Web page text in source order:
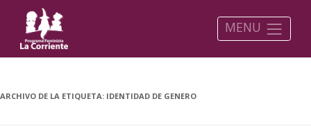
MENU
ARCHIVO DE LA ETIQUETA: IDENTIDAD DE GENERO